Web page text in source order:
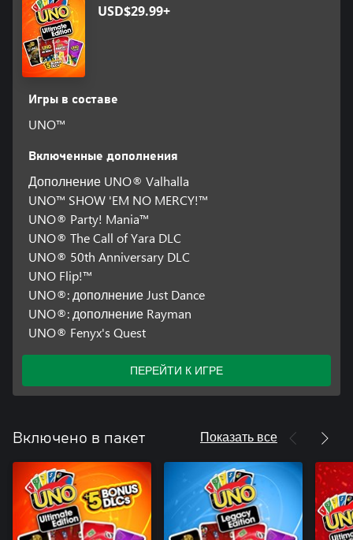
USD$29.99+
Игры в составе
UNO™
Включенные дополнения
Дополнение UNO® Valhalla
UNO™ SHOW 'EM NO MERCY!™
UNO® Party! Mania™
UNO® The Call of Yara DLC
UNO® 50th Anniversary DLC
UNO Flip!™
UNO®: дополнение Just Dance
UNO®: дополнение Rayman
UNO® Fenyx's Quest
ПЕРЕЙТИ К ИГРЕ
Включено в пакет Показать все